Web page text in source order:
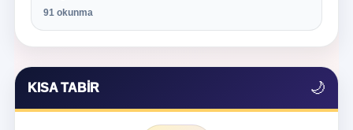
91 okunma
KISA TABIR 🌙